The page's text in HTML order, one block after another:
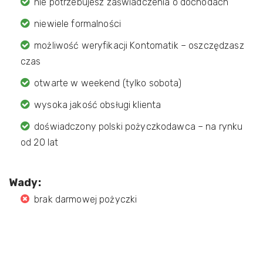
niewiele formalności
możliwość weryfikacji Kontomatik – oszczędzasz
czas
otwarte w weekend (tylko sobota)
wysoka jakość obsługi klienta
doświadczony polski pożyczkodawca – na rynku
od 20 lat
Wady:
brak darmowej pożyczki